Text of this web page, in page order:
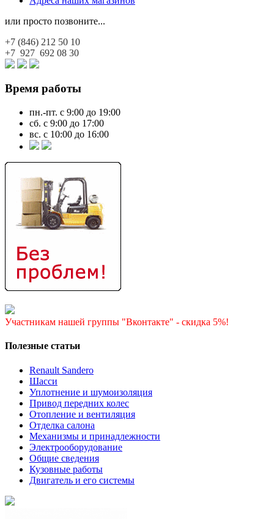
или просто позвоните...
+7 (846) 212 50 10
+7 927 692 08 30
Время работы
пн.-пт. с 9:00 до 19:00
сб. с 9:00 до 17:00
вс. с 10:00 до 16:00
Участникам нашей группы "Вконтакте" - скидка 5%!
Полезные статьи
Renault Sandero
Шасси
Уплотнение и шумоизоляция
Привод передних колес
Отопление и вентиляция
Отделка салона
Механизмы и принадлежности
Электрооборудование
Общие сведения
Кузовные работы
Двигатель и его системы